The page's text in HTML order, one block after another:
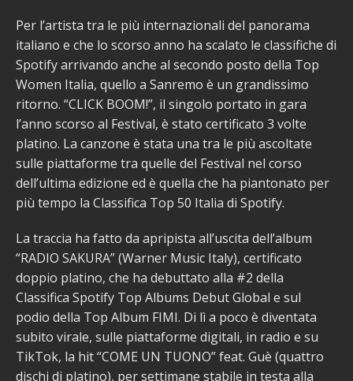
Per l’artista tra le più internazionali del panorama
italiano e che lo scorso anno ha scalato le classifiche di
Spotify arrivando anche al secondo posto della Top
Women Italia, quello a Sanremo è un grandissimo
ritorno. “CLICK BOOM!”, il singolo portato in gara
l’anno scorso al Festival, è stato certificato 3 volte
platino. La canzone è stata una tra le più ascoltate
sulle piattaforme tra quelle del Festival nel corso
dell’ultima edizione ed è quella che ha piantonato per
più tempo la Classifica Top 50 Italia di Spotify.
La traccia ha fatto da apripista all’uscita dell’album
“RADIO SAKURA” (Warner Music Italy), certificato
doppio platino, che ha debuttato alla #2 della
Classifica Spotify Top Albums Debut Global e sul
podio della Top Album FIMI. Di lì a poco è diventata
subito virale, sulle piattaforme digitali, in radio e su
TikTok, la hit “COME UN TUONO” feat. Guè (quattro
dischi di platino), per settimane stabile in testa alla